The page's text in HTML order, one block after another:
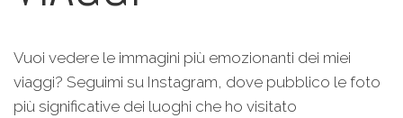
Vuoi vedere le immagini più emozionanti dei miei
viaggi? Seguimi su Instagram, dove pubblico le foto
più significative dei luoghi che ho visitato